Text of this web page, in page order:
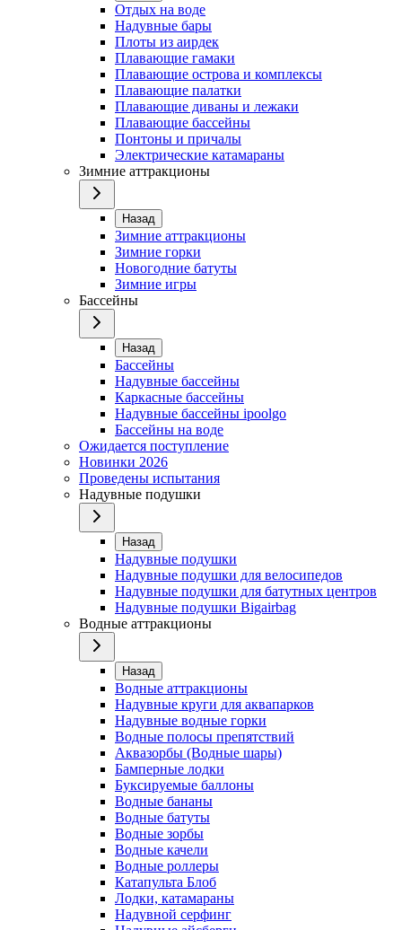
Отдых на воде
Надувные бары
Плоты из аирдек
Плавающие гамаки
Плавающие острова и комплексы
Плавающие палатки
Плавающие диваны и лежаки
Плавающие бассейны
Понтоны и причалы
Электрические катамараны
Зимние аттракционы
Назад
Зимние аттракционы
Зимние горки
Новогодние батуты
Зимние игры
Бассейны
Назад
Бассейны
Надувные бассейны
Каркасные бассейны
Надувные бассейны ipoolgo
Бассейны на воде
Ожидается поступление
Новинки 2026
Проведены испытания
Надувные подушки
Назад
Надувные подушки
Надувные подушки для велосипедов
Надувные подушки для батутных центров
Надувные подушки Bigairbag
Водные аттракционы
Назад
Водные аттракционы
Надувные круги для аквапарков
Надувные водные горки
Водные полосы препятствий
Аквазорбы (Водные шары)
Бамперные лодки
Буксируемые баллоны
Водные бананы
Водные батуты
Водные зорбы
Водные качели
Водные роллеры
Катапульта Блоб
Лодки, катамараны
Надувной серфинг